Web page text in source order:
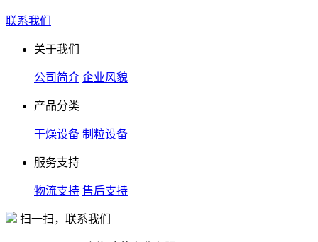
联系我们
关于我们
公司简介 企业风貌
产品分类
干燥设备 制粒设备
服务支持
物流支持 售后支持
扫一扫，联系我们